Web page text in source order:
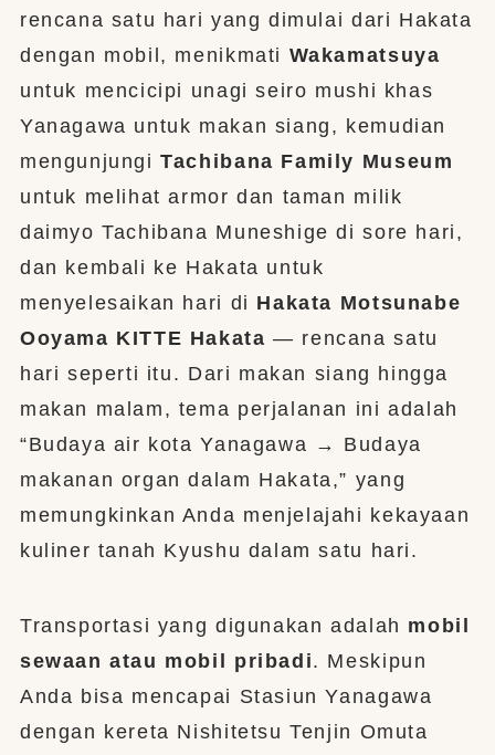
rencana satu hari yang dimulai dari Hakata
dengan mobil, menikmati Wakamatsuya
untuk mencicipi unagi seiro mushi khas
Yanagawa untuk makan siang, kemudian
mengunjungiTachibana Family Museum
untuk melihat armor dan taman milik
daimyo Tachibana Muneshige di sore hari,
dan kembali ke Hakata untuk
menyelesaikan hari di Hakata Motsunabe
Ooyama KITTE Hakata — rencana satu
hari seperti itu. Dari makan siang hingga
makan malam, tema perjalanan ini adalah
“Budaya air kota Yanagawa → Budaya
makanan organ dalam Hakata,” yang
memungkinkan Anda menjelajahi kekayaan
kuliner tanah Kyushu dalam satu hari.
Transportasi yang digunakan adalah mobil
sewaan atau mobil pribadi. Meskipun
Anda bisa mencapai Stasiun Yanagawa
dengan kereta Nishitetsu Tenjin Omuta